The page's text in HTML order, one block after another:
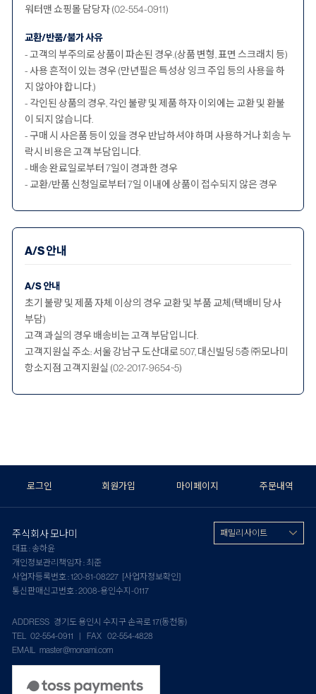
워터맨 쇼핑몰 담당자 (02-554-0911)
교환/반품/불가 사유
- 고객의 부주의로 상품이 파손된 경우.(상품 변형, 표면 스크래치 등)
- 사용 흔적이 있는 경우 (만년필은 특성상 잉크 주입 등의 사용을 하
지 않아야 합니다.)
- 각인된 상품의 경우, 각인 불량 및 제품 하자 이외에는 교환 및 환불
이 되지 않습니다.
- 구매 시 사은품 등이 있을 경우 반납하셔야 하며 사용하거나 회송 누
락시 비용은 고객 부담입니다.
- 배송 완료일로부터 7일이 경과한 경우
- 교환/반품 신청일로부터 7일 이내에 상품이 접수되지 않은 경우
A/S 안내
A/S 안내
초기 불량 및 제품 자체 이상의 경우 교환 및 부품 교체(택배비 당사
부담)
고객 과실의 경우 배송비는 고객 부담입니다.
고객지원실 주소: 서울 강남구 도산대로 507, 대신빌딩 5층 ㈜모나미
항소지점 고객지원실 (02-2017-9654~5)
로그인 회원가입 마이페이지 주문내역
주식회사 모나미
대표 : 송하윤
개인정보관리책임자 : 최준
사업자등록번호 : 120-81-08227 [사업자정보확인]
통신판매신고번호 : 2008-용인수지-0117
ADDRESS 경기도 용인시 수지구 손곡로 17(동천동)
TEL 02-554-0911 | FAX 02-554-4828
EMAIL master@monami.com
패밀리 사이트